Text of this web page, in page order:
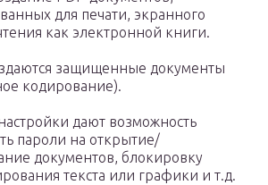
для печати, экранного
как электронной книги.
защищенные документы
кодирование).
дают возможность
пароли на открытие/
документов, блокировку
текста или графики и т.д.